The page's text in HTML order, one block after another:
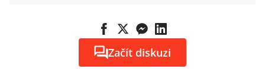
Začít diskuzi